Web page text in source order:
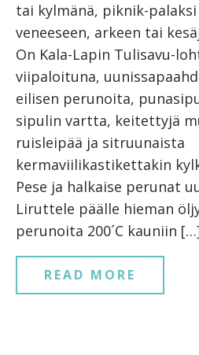
tai kylmänä, piknik-
veneeseen, arkeen tai
On Kala-Lapin Tulisavu-
viipaloituna,
eilisen perunoita,
sipulin vartta, keitettyjä
ruisleipää ja sitruunaista
kermaviilikastikettakin
Pese ja halkaise perunat
Liruttele päälle hieman
perunoita 200´C kauniin
READ MORE